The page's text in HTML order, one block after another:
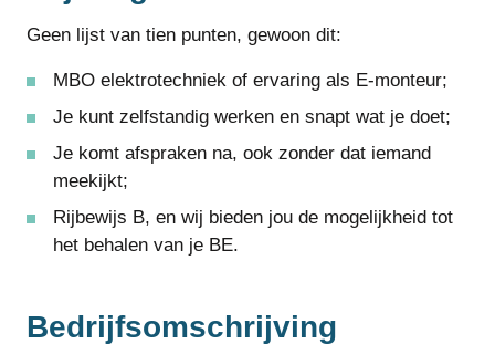
Geen lijst van tien punten, gewoon dit:
MBO elektrotechniek of ervaring als E-monteur;
Je kunt zelfstandig werken en snapt wat je doet;
Je komt afspraken na, ook zonder dat iemand
meekijkt;
Rijbewijs B, en wij bieden jou de mogelijkheid tot
het behalen van je BE.
Bedrijfsomschrijving